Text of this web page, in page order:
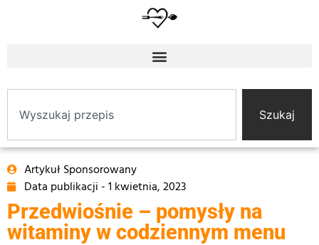
Szukaj
Artykuł Sponsorowany
Data publikacji - 1 kwietnia, 2023
Przedwiośnie – pomysły na
witaminy w codziennym menu